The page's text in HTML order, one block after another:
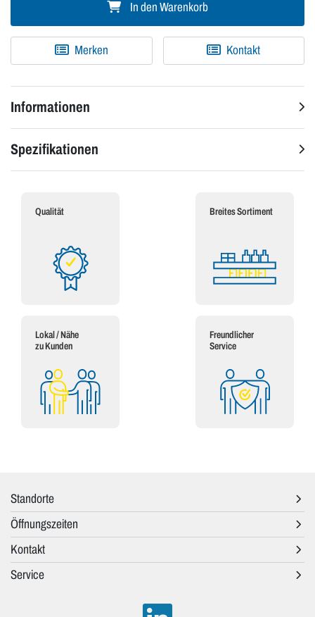
In den Warenkorb
Merken Kontakt
Informationen
Spezifikationen
Qualität Breites Sortiment
Lokal / Nähe
zu Kunden
Freundlicher
Service
Standorte
Öffnungszeiten
Kontakt
Service